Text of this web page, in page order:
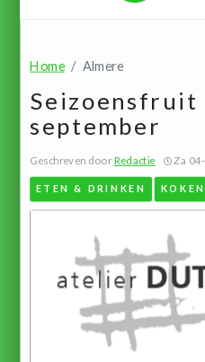
Home Almere
Seizoensfruit
september
Geschreven doorRedactie Za
ETEN & DRINKEN KOKEN